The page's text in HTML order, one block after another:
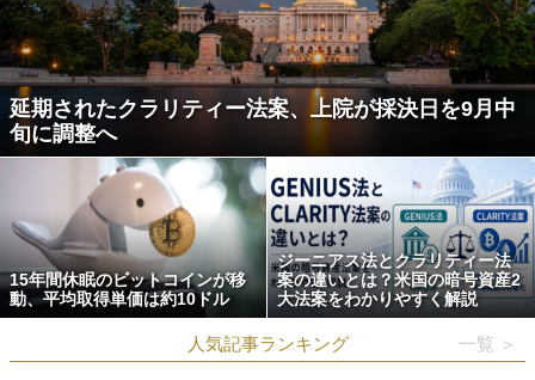
延期されたクラリティー法案、上院が採決日を9月中
旬に調整へ
15年間休眠のビットコインが移
動、平均取得単価は約10ドル
ジーニアス法とクラリティー法
案の違いとは？米国の暗号資産2
大法案をわかりやすく解説
人気記事ランキング 一覧 ＞